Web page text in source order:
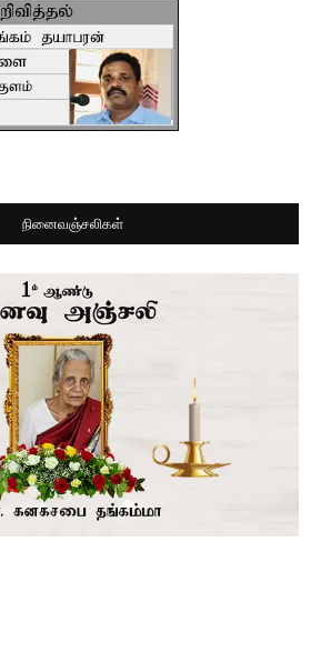
நினைவஞ்சலிகள்